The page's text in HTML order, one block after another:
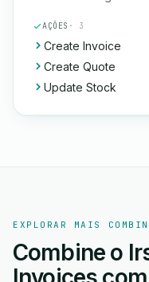
AÇÕES · 3
Create Invoice
Create Quote
Update Stock
EXPLORAR MAIS
Combine o